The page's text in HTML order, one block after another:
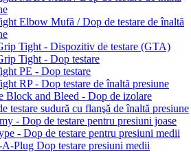
Elbow Mufă / Dop de testare de înaltă
Tight - Dispozitiv de testare (GTA)
Tight - Dop testare
PE - Dop testare
RP - Dop testare de înaltă presiune
Block and Bleed - Dop de izolare
testare sudură cu flanşă de înaltă presiune
- Dop de testare pentru presiuni joase
- Dop de testare pentru presiuni medii
Plug Dop testare presiuni medii